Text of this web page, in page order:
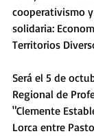
cooperativismo
solidaria:
Territorios
Será el 5 de
Regional de
"Clemente
Lorca entre